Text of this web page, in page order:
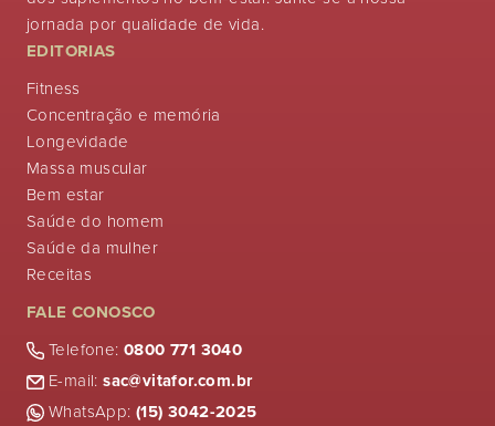
jornada por qualidade de vida.
EDITORIAS
Fitness
Concentração e memória
Longevidade
Massa muscular
Bem estar
Saúde do homem
Saúde da mulher
Receitas
FALE CONOSCO
Telefone: 0800 771 3040
E-mail:sac@vitafor.com.br
WhatsApp: (15) 3042-2025